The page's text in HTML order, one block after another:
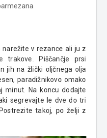
v rezance ali ju z
trakove. Piščančje prsi
jih na žlički oljčnega olja
paradižnikovo omako
minut. Na koncu dodajte
segrevajte le dve do tri
takoj, po želji z